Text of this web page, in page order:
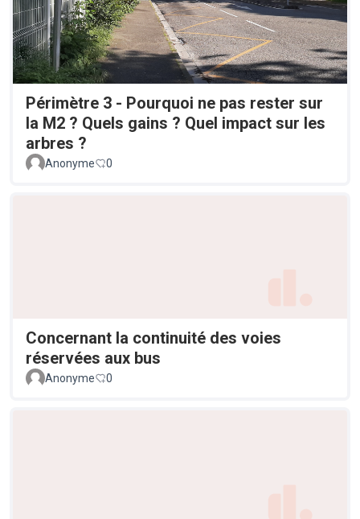
Périmètre 3 - Pourquoi ne pas rester sur
la M2 ? Quels gains ? Quel impact sur les
arbres ?
Anonyme 0
Concernant la continuité des voies
réservées aux bus
Anonyme 0